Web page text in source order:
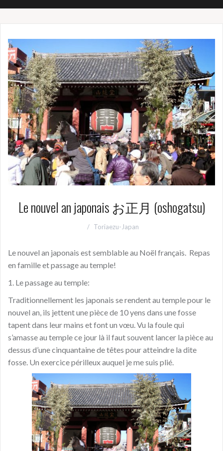
Le nouvel an japonais お正月 (oshogatsu)
Toriaezu-Japan
Le nouvel an japonais est semblable au Noël français. Repas
en famille et passage au temple!
1. Le passage au temple:
Traditionnellement les japonais se rendent au temple pour le
nouvel an, ils jettent une pièce de 10 yens dans une fosse
tapent dans leur mains et font un vœu. Vu la foule qui
s’amasse au temple ce jour là il faut souvent lancer la pièce au
dessus d’une cinquantaine de têtes pour atteindre la dite
fosse. Un exercice périlleux auquel je me suis plié.